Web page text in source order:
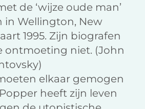
de ‘wijze oude man’
in Wellington, New
1995. Zijn biografen
ontmoeting niet. (John
elkaar gemogen
heeft zijn leven